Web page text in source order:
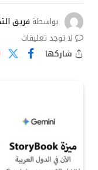
بواسطة فريق
لا توجد تعليقات
شاركها